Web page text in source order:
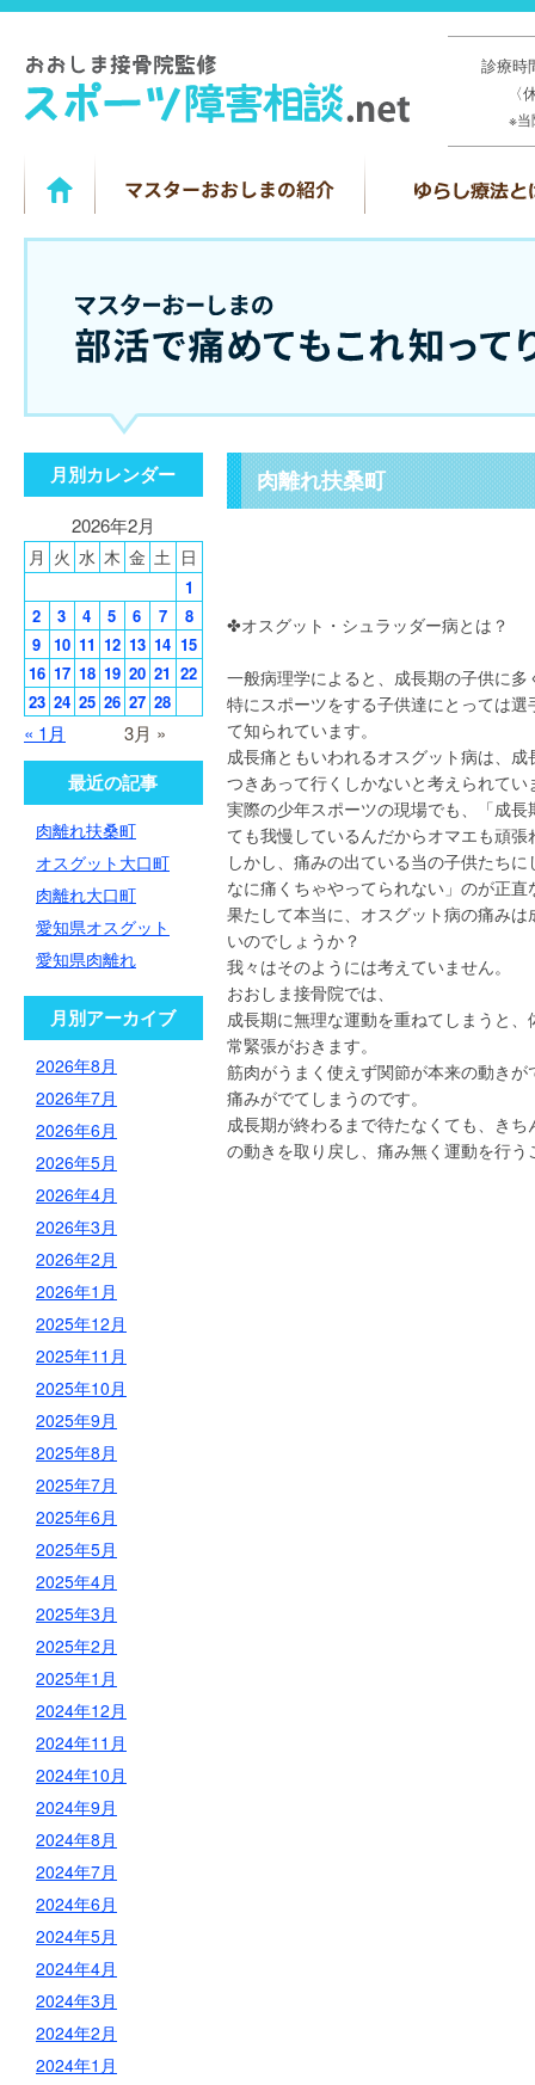
診療
※
肉離れ扶桑町
✤オスグット・シュラッダー病とは？
一般病理学によると、成長期の子供に
特にスポーツをする子供達にとっては
て知られています。
成長痛ともいわれるオスグット病は、
つきあって行くしかないと考えられてい
実際の少年スポーツの現場でも、「成
ても我慢しているんだからオマエも頑
しかし、痛みの出ている当の子供たち
なに痛くちゃやってられない」のが正
果たして本当に、オスグット病の痛み
いのでしょうか？
我々はそのようには考えていません。
おおしま接骨院では、
成長期に無理な運動を重ねてしまうと
常緊張がおきます。
筋肉がうまく使えず関節が本来の動き
痛みがでてしまうのです。
成長期が終わるまで待たなくても、き
の動きを取り戻し、痛み無く運動を行う
月別カレンダー
2026年2月
月 火 水 木 金 土 日
« 1月 3月 »
1
2
3 4 5 6 7
8
9 10 11 12 13 14 15
16 17 18 19 20 21 22
23 24 25 26 27 28
最近の記事
肉離れ扶桑町
オスグット大口町
肉離れ大口町
愛知県オスグット
愛知県肉離れ
月別アーカイブ
2026年8月
2026年7月
2026年6月
2026年5月
2026年4月
2026年3月
2026年2月
2026年1月
2025年12月
2025年11月
2025年10月
2025年9月
2025年8月
2025年7月
2025年6月
2025年5月
2025年4月
2025年3月
2025年2月
2025年1月
2024年12月
2024年11月
2024年10月
2024年9月
2024年8月
2024年7月
2024年6月
2024年5月
2024年4月
2024年3月
2024年2月
2024年1月